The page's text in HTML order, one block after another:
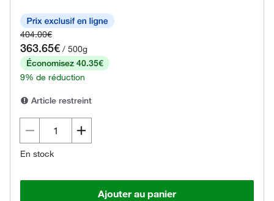
404.00€
363.65€ / 500g
Économisez 40.35€
9% de réduction
Article restreint
En stock
Ajouter au panier